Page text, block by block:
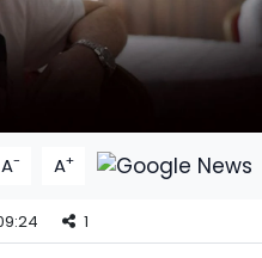
A- A+
1